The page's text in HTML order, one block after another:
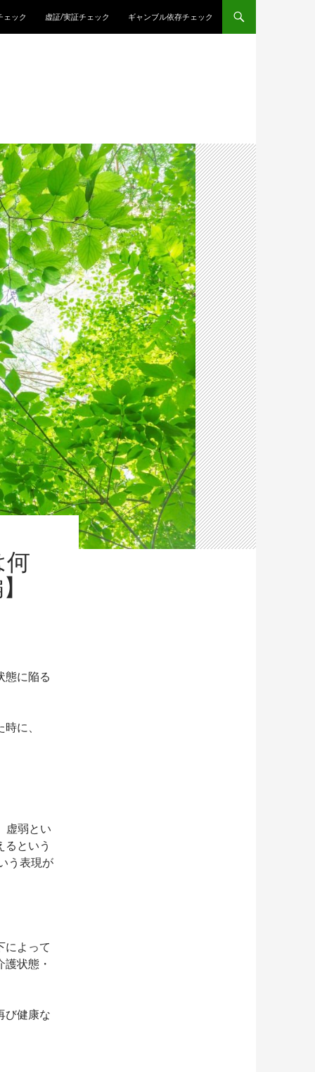
ェック 虚証/実証チェック ギャンブル依存チェック
何
態に陥る
に、
虚弱とい
るという
う表現が
によって
状態・
び健康な